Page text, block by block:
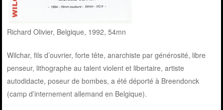
Richard Olivier, Belgique, 1992, 54mn
Wilchar, fils d’ouvrier, forte tête, anarchiste par générosité, libre
penseur, lithographe au talent violent et libertaire, artiste
autodidacte, poseur de bombes, a été déporté à Breendonck
(camp d’internement allemand en Belgique).